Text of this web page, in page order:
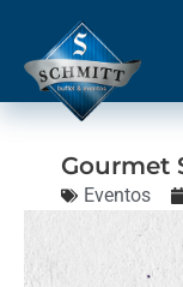
Gourmet
Eventos